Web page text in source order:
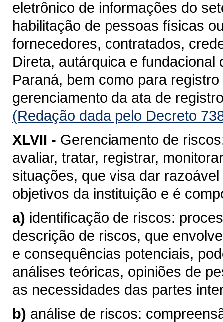
eletrônico de informações do
habilitação de pessoas físicas
fornecedores, contratados,
Direta, autárquica e
Paraná, bem como para
gerenciamento da ata de
(Redação dada pelo Decreto
XLVII - Gerenciamento de
avaliar, tratar, registrar,
situações, que visa dar
objetivos da instituição e é
a) identificação de riscos:
descrição de riscos, que
e consequências potenciais,
análises teóricas, opiniões de
as necessidades das partes
b) análise de riscos: